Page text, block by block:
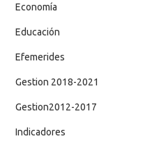
Economía
Educación
Efemerides
Gestion 2018-2021
Gestion2012-2017
Indicadores